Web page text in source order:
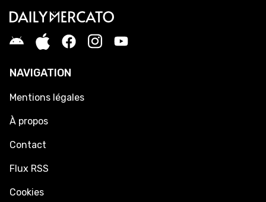
NAVIGATION
Mentions légales
À propos
Contact
Flux RSS
Cookies